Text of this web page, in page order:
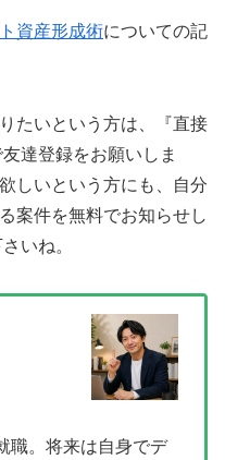
資産形成術についての記
たいという方は、
『直接
達登録をお願いしま
しいという方にも、自分
案件を無料でお知らせし
いね。
職。将来は自身でデ